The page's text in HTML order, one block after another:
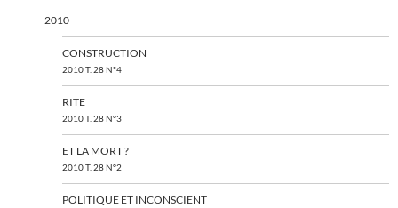
2010
CONSTRUCTION
2010 T. 28 N°4
RITE
2010 T. 28 N°3
ET LA MORT ?
2010 T. 28 N°2
POLITIQUE ET INCONSCIENT